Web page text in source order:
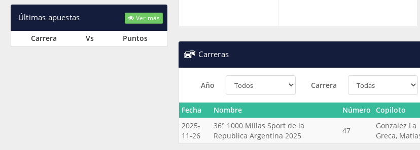
Últimas apuestas Ver más
Carrera Vs Puntos
Carreras
Año Carrera
Fecha Nombre Número Copiloto
2025-
11-26
36° 1000 Millas Sport de la
Republica Argentina 2025
47
Gonzalez La
Greca,